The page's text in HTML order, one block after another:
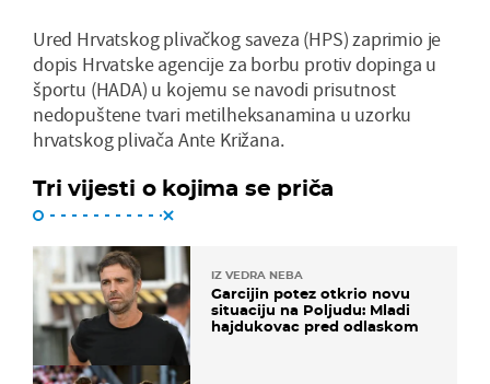
Ured Hrvatskog plivačkog saveza (HPS) zaprimio je
dopis Hrvatske agencije za borbu protiv dopinga u
športu (HADA) u kojemu se navodi prisutnost
nedopuštene tvari metilheksanamina u uzorku
hrvatskog plivača Ante Križana.
Tri vijesti o kojima se priča
IZ VEDRA NEBA
Garcijin potez otkrio novu
situaciju na Poljudu: Mladi
hajdukovac pred odlaskom